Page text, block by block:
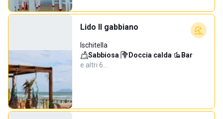
Lido Il gabbiano
Ischitella
Sabbiosa· Doccia calda· Bar·
e altri 6…